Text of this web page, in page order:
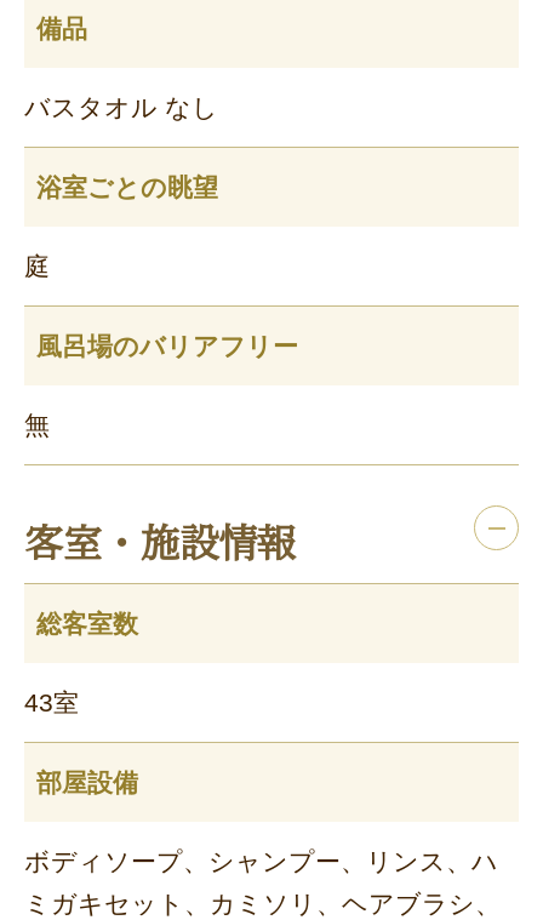
備品
バスタオル なし
浴室ごとの眺望
庭
風呂場のバリアフリー
無
客室・施設情報
総客室数
43室
部屋設備
ボディソープ、シャンプー、リンス、ハ
ミガキセット、カミソリ、ヘアブラシ、